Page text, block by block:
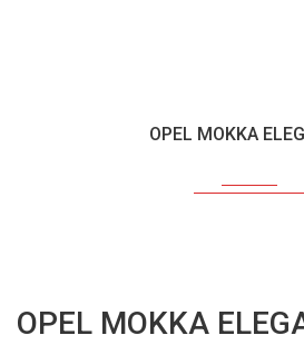
OPEL MOKKA
OPEL MOKKA